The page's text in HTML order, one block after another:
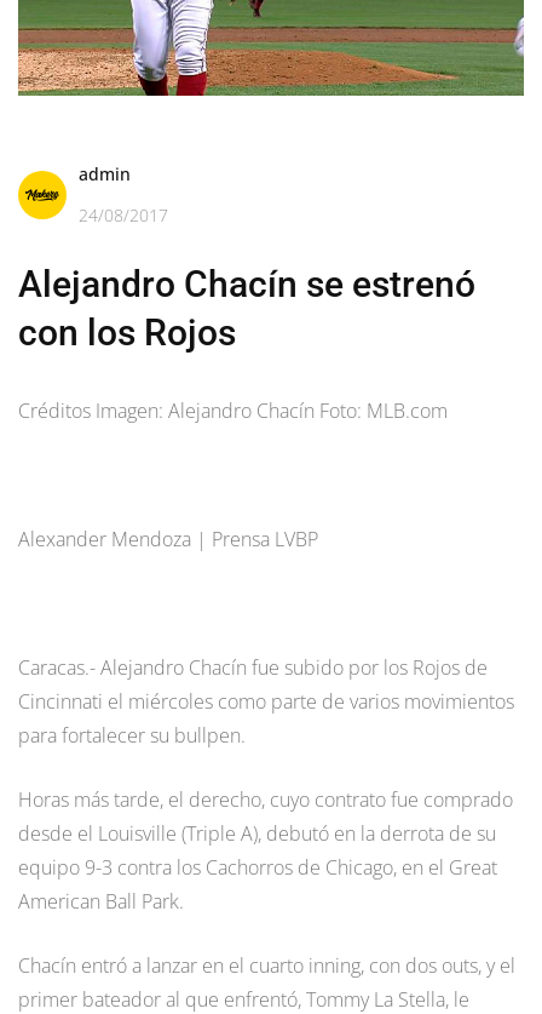
admin
24/08/2017
Alejandro Chacín se estrenó
con los Rojos
Créditos Imagen: Alejandro Chacín Foto: MLB.com
Alexander Mendoza | Prensa LVBP
Caracas.- Alejandro Chacín fue subido por los Rojos de
Cincinnati el miércoles como parte de varios movimientos
para fortalecer su bullpen.
Horas más tarde, el derecho, cuyo contrato fue comprado
desde el Louisville (Triple A), debutó en la derrota de su
equipo 9-3 contra los Cachorros de Chicago, en el Great
American Ball Park.
Chacín entró a lanzar en el cuarto inning, con dos outs, y el
primer bateador al que enfrentó, Tommy La Stella, le